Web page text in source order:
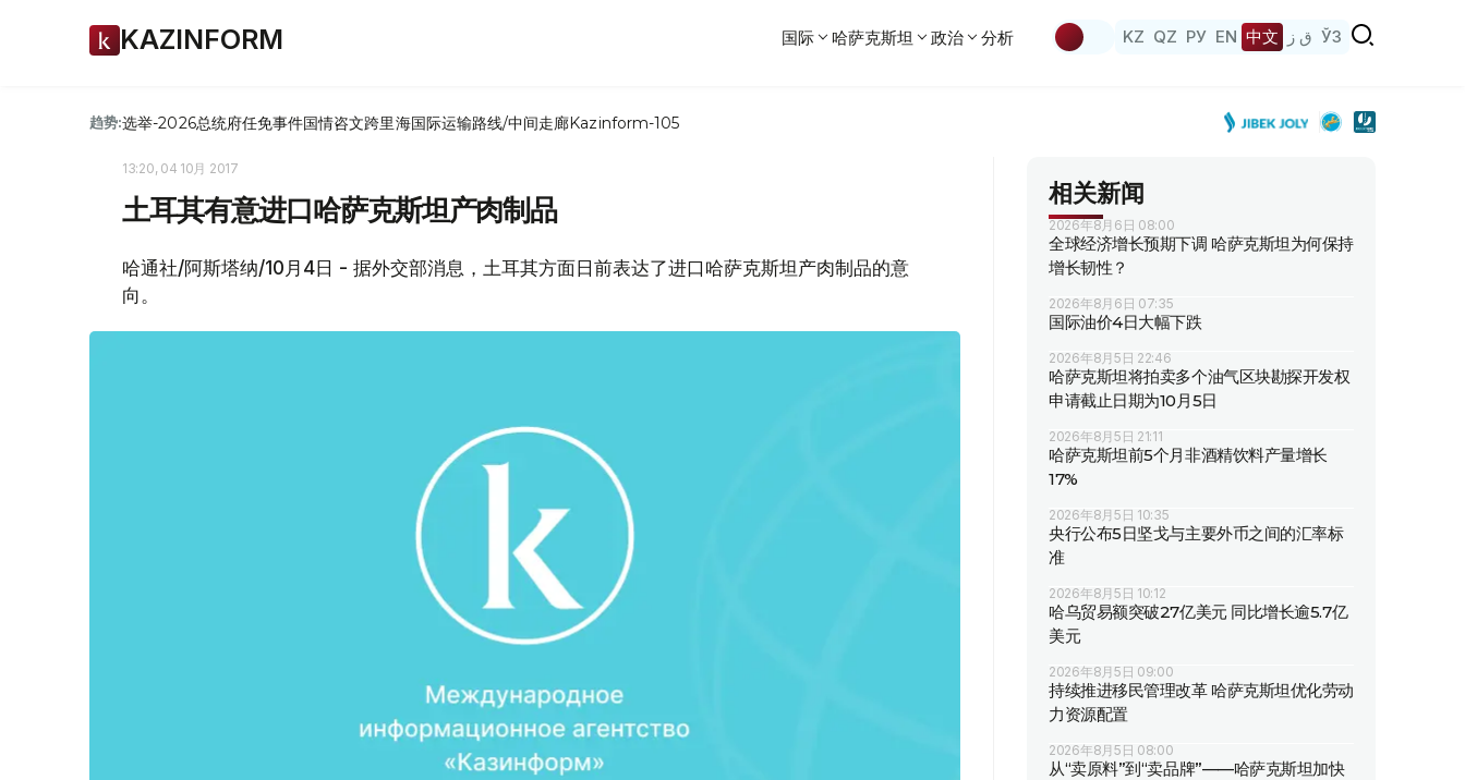
KAZINFORM 国际 哈萨克斯坦 政治 分析 KZ QZ РУ EN 中文 ق ز ЎЗ
趋势:选举-2026总统府任免事件国情咨文跨里海国际运输路线/中间走廊Kazinform-105
13:20, 04 10月 2017
土耳其有意进口哈萨克斯坦产肉制品
哈通社/阿斯塔纳/10月4日 - 据外交部消息，土耳其方面日前表达了进口哈萨克斯坦产肉制品的意
向。
相关新闻
2026年8月6日 08:00
全球经济增长预期下调 哈萨克斯坦为何保持
增长韧性？
2026年8月6日 07:35
国际油价4日大幅下跌
2026年8月5日 22:46
哈萨克斯坦将拍卖多个油气区块勘探开发权
申请截止日期为10月5日
2026年8月5日 21:11
哈萨克斯坦前5个月非酒精饮料产量增长
17%
2026年8月5日 10:35
央行公布5日坚戈与主要外币之间的汇率标
准
2026年8月5日 10:12
哈乌贸易额突破27亿美元 同比增长逾5.7亿
美元
2026年8月5日 09:00
持续推进移民管理改革 哈萨克斯坦优化劳动
力资源配置
2026年8月5日 08:00
从“卖原料”到“卖品牌”——哈萨克斯坦加快